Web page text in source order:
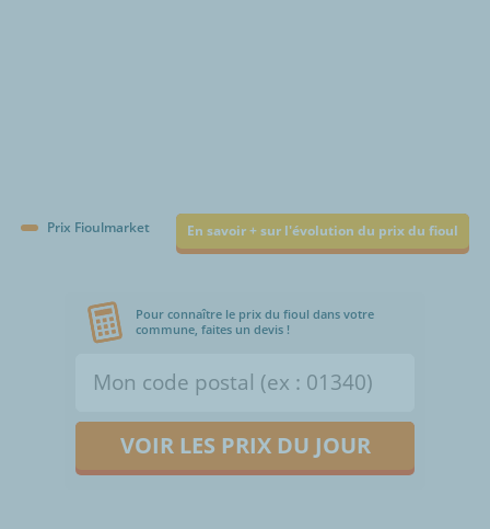
Prix Fioulmarket En savoir + sur l'évolution du prix du fioul
Pour connaître le prix du fioul dans votre
commune, faites un devis !
VOIR LES PRIX DU JOUR